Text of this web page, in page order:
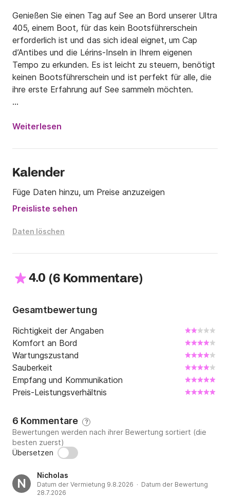
Genießen Sie einen Tag auf See an Bord unserer Ultra
405, einem Boot, für das kein Bootsführerschein
erforderlich ist und das sich ideal eignet, um Cap
d’Antibes und die Lérins-Inseln in Ihrem eigenen
Tempo zu erkunden. Es ist leicht zu steuern, benötigt
keinen Bootsführerschein und ist perfekt für alle, die
ihre erste Erfahrung auf See sammeln möchten.
Personen optimalen Komfort genießen. An Bord
Lautsprecher, eine Kühlbox und einen Tisch, an dem
genießen können. Treibstoff ist im Preis inbegriffen.
von Antibes aus und entdecken Sie die Buchten, das
Landschaften der Côte d’Azur.
Weiterlesen
Kalender
Füge Daten hinzu, um Preise anzuzeigen
Preisliste sehen
Daten löschen
4.0 (6 Kommentare)
Gesamtbewertung
Richtigkeit der Angaben
Komfort an Bord
Wartungszustand
Sauberkeit
Empfang und Kommunikation
Preis-Leistungsverhältnis
6 Kommentare ?
Bewertungen werden nach ihrer Bewertung sortiert (die
besten zuerst)
Übersetzen
N
Nicholas
Datum der Vermietung 9.8.2026 · Datum der Bewertung
28.7.2026